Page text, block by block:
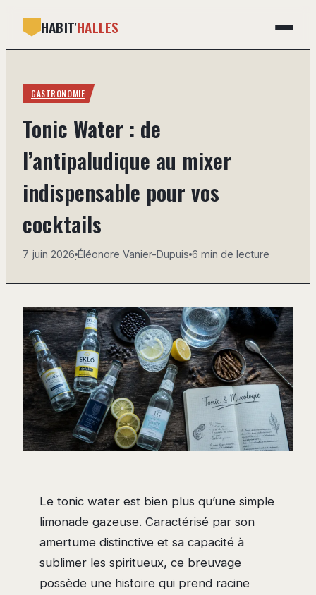
HABIT'HALLES
BRICOLAGE
DÉCO
IMMOBILIER
MAISON
GASTRONOMIE
Tonic Water : de
l’antipaludique au mixer
indispensable pour vos
cocktails
7 juin 2026·Éléonore Vanier-Dupuis·6 min de lecture
Le tonic water est bien plus qu’une simple
limonade gazeuse. Caractérisé par son
amertume distinctive et sa capacité à
sublimer les spiritueux, ce breuvage
possède une histoire qui prend racine